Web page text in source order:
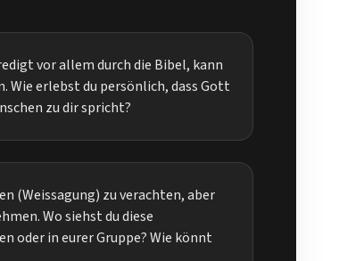
vor allem durch die Bibel, kann
Wie erlebst du persönlich, dass Gott
zu dir spricht?
(Weissagung) zu verachten, aber
Wo siehst du diese
oder in eurer Gruppe? Wie könnt